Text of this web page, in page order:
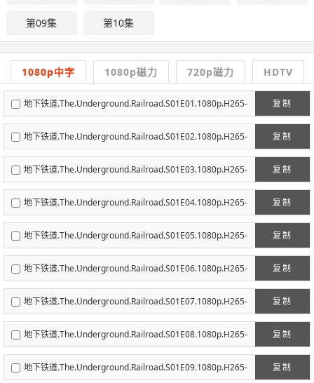
第09集 第10集
1080p中字 1080p磁力 720p磁力 HDTV
复制
地下铁道.The.Underground.Railroad.S01E01.1080p.H265-
官方中字.mp4
复制
地下铁道.The.Underground.Railroad.S01E02.1080p.H265-
官方中字.mp4
复制
地下铁道.The.Underground.Railroad.S01E03.1080p.H265-
官方中字.mp4
复制
地下铁道.The.Underground.Railroad.S01E04.1080p.H265-
官方中字.mp4
复制
地下铁道.The.Underground.Railroad.S01E05.1080p.H265-
官方中字.mp4
复制
地下铁道.The.Underground.Railroad.S01E06.1080p.H265-
官方中字.mp4
复制
地下铁道.The.Underground.Railroad.S01E07.1080p.H265-
官方中字.mp4
复制
地下铁道.The.Underground.Railroad.S01E08.1080p.H265-
官方中字.mp4
复制
地下铁道.The.Underground.Railroad.S01E09.1080p.H265-